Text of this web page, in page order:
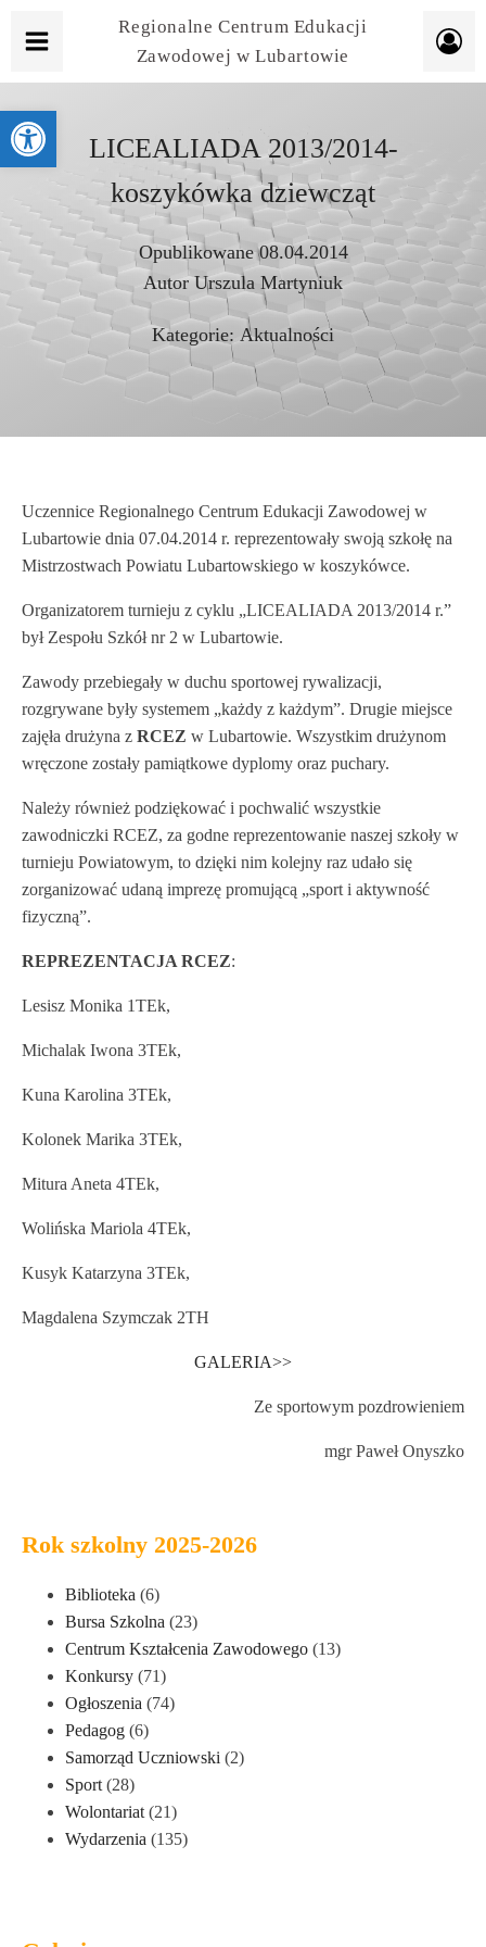
Regionalne Centrum Edukacji
Zawodowej w Lubartowie
LICEALIADA 2013/2014-
koszykówka dziewcząt
Opublikowane08.04.2014
AutorUrszula Martyniuk
Kategorie: Aktualności
Rok szkolny 2025-2026
Biblioteka (6)
Bursa Szkolna (23)
Centrum Kształcenia Zawodowego (13)
Konkursy (71)
Ogłoszenia (74)
Pedagog (6)
Samorząd Uczniowski (2)
Sport (28)
Wolontariat (21)
Wydarzenia (135)
Uczennice Regionalnego Centrum Edukacji Zawodowej w
Lubartowie dnia 07.04.2014 r. reprezentowały swoją szkołę na
Mistrzostwach Powiatu Lubartowskiego w koszykówce.
Organizatorem turnieju z cyklu „LICEALIADA 2013/2014 r.”
był Zespołu Szkół nr 2 w Lubartowie.
Zawody przebiegały w duchu sportowej rywalizacji,
rozgrywane były systemem „każdy z każdym”. Drugie miejsce
zajęła drużyna z RCEZ w Lubartowie. Wszystkim drużynom
wręczone zostały pamiątkowe dyplomy oraz puchary.
Należy również podziękować i pochwalić wszystkie
zawodniczki RCEZ, za godne reprezentowanie naszej szkoły w
turnieju Powiatowym, to dzięki nim kolejny raz udało się
zorganizować udaną imprezę promującą „sport i aktywność
fizyczną”.
REPREZENTACJA RCEZ:
Lesisz Monika 1TEk,
Michalak Iwona 3TEk,
Kuna Karolina 3TEk,
Kolonek Marika 3TEk,
Mitura Aneta 4TEk,
Wolińska Mariola 4TEk,
Kusyk Katarzyna 3TEk,
Magdalena Szymczak 2TH
GALERIA>>
Ze sportowym pozdrowieniem
mgr Paweł Onyszko
Otwórz pasek narzędzi